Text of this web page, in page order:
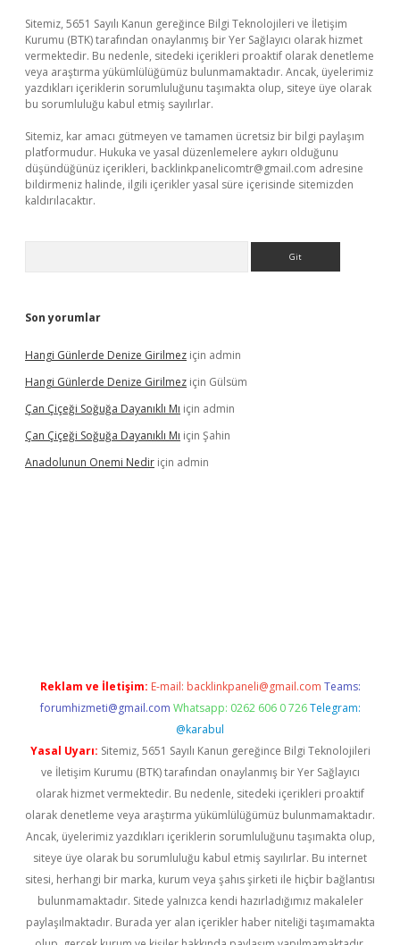
Sitemiz, 5651 Sayılı Kanun gereğince Bilgi Teknolojileri ve İletişim
Kurumu (BTK) tarafından onaylanmış bir Yer Sağlayıcı olarak hizmet
vermektedir. Bu nedenle, sitedeki içerikleri proaktif olarak denetleme
veya araştırma yükümlülüğümüz bulunmamaktadır. Ancak, üyelerimiz
yazdıkları içeriklerin sorumluluğunu taşımakta olup, siteye üye olarak
bu sorumluluğu kabul etmiş sayılırlar.
Sitemiz, kar amacı gütmeyen ve tamamen ücretsiz bir bilgi paylaşım
platformudur. Hukuka ve yasal düzenlemelere aykırı olduğunu
düşündüğünüz içerikleri, backlinkpanelicomtr@gmail.com adresine
bildirmeniz halinde, ilgili içerikler yasal süre içerisinde sitemizden
kaldırılacaktır.
Son yorumlar
Hangi Günlerde Denize Girilmez için admin
Hangi Günlerde Denize Girilmez için Gülsüm
Çan Çiçeği Soğuğa Dayanıklı Mı için admin
Çan Çiçeği Soğuğa Dayanıklı Mı için Şahin
Anadolunun Onemi Nedir için admin
Reklam ve İletişim: E-mail: backlinkpaneli@gmail.com Teams:
forumhizmeti@gmail.com Whatsapp: 0262 606 0 726 Telegram:
@karabul
Yasal Uyarı: Sitemiz, 5651 Sayılı Kanun gereğince Bilgi Teknolojileri
ve İletişim Kurumu (BTK) tarafından onaylanmış bir Yer Sağlayıcı
olarak hizmet vermektedir. Bu nedenle, sitedeki içerikleri proaktif
olarak denetleme veya araştırma yükümlülüğümüz bulunmamaktadır.
Ancak, üyelerimiz yazdıkları içeriklerin sorumluluğunu taşımakta olup,
siteye üye olarak bu sorumluluğu kabul etmiş sayılırlar. Bu internet
sitesi, herhangi bir marka, kurum veya şahıs şirketi ile hiçbir bağlantısı
bulunmamaktadır. Sitede yalnızca kendi hazırladığımız makaleler
paylaşılmaktadır. Burada yer alan içerikler haber niteliği taşımamakta